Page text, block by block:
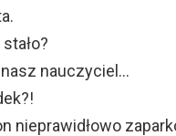
nauczyciel…
nieprawidłowo